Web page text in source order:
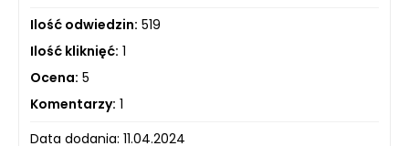
Ilość odwiedzin: 519
Ilość kliknięć: 1
Ocena: 5
Komentarzy: 1
Data dodania: 11.04.2024